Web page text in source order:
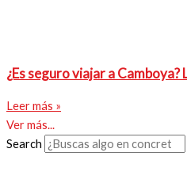
¿Es seguro viajar a Camboya?
Leer más »
Ver más...
Search